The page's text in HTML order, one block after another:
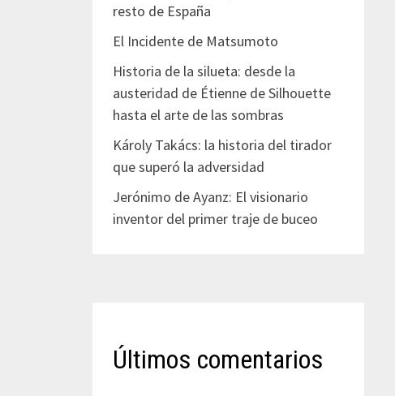
resto de España
El Incidente de Matsumoto
Historia de la silueta: desde la
austeridad de Étienne de Silhouette
hasta el arte de las sombras
Károly Takács: la historia del tirador
que superó la adversidad
Jerónimo de Ayanz: El visionario
inventor del primer traje de buceo
Últimos comentarios